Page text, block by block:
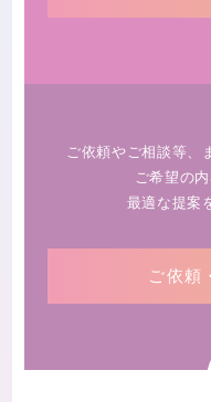
ご依頼やご相談等、
ご希望の
最適な提案
ご依頼